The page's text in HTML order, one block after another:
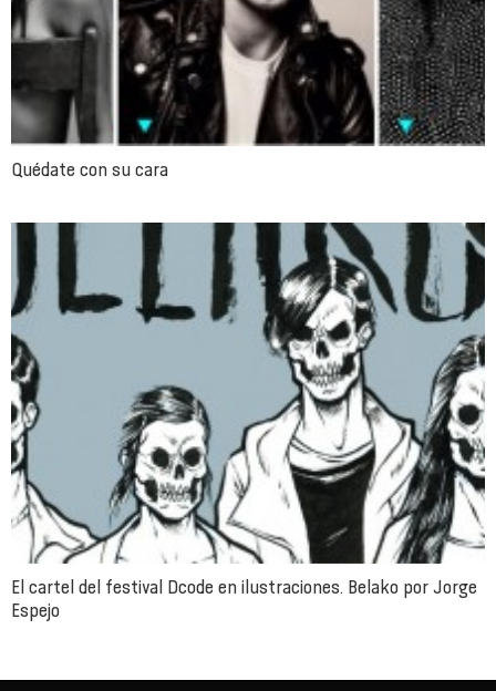
Quédate con su cara
El cartel del festival Dcode en ilustraciones. Belako por Jorge
Espejo